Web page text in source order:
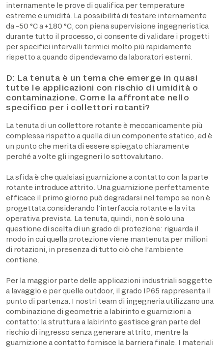
internamente le prove di qualifica per temperature
estreme e umidità. La possibilità di testare internamente
da −50 °C a +180 °C, con piena supervisione ingegneristica
durante tutto il processo, ci consente di validare i progetti
per specifici intervalli termici molto più rapidamente
rispetto a quando dipendevamo da laboratori esterni.
D: La tenuta è un tema che emerge in quasi
tutte le applicazioni con rischio di umidità o
contaminazione. Come la affrontate nello
specifico per i collettori rotanti?
La tenuta di un collettore rotante è meccanicamente più
complessa rispetto a quella di un componente statico, ed è
un punto che merita di essere spiegato chiaramente
perché a volte gli ingegneri lo sottovalutano.
La sfida è che qualsiasi guarnizione a contatto con la parte
rotante introduce attrito. Una guarnizione perfettamente
efficace il primo giorno può degradarsi nel tempo se non è
progettata considerando l’interfaccia rotante e la vita
operativa prevista. La tenuta, quindi, non è solo una
questione di scelta di un grado di protezione: riguarda il
modo in cui quella protezione viene mantenuta per milioni
di rotazioni, in presenza di tutto ciò che l’ambiente
contiene.
Per la maggior parte delle applicazioni industriali soggette
a lavaggio e per quelle outdoor, il grado IP65 rappresenta il
punto di partenza. I nostri team di ingegneria utilizzano una
combinazione di geometrie a labirinto e guarnizioni a
contatto: la struttura a labirinto gestisce gran parte del
rischio di ingresso senza generare attrito, mentre la
guarnizione a contatto fornisce la barriera finale. I materiali